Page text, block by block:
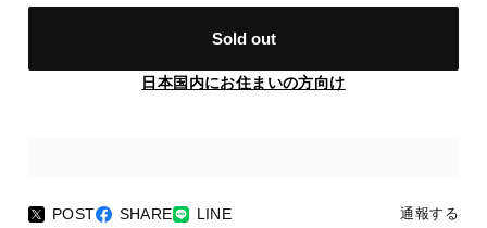
Sold out
日本国内にお住まいの方向け
POST SHARE LINE 通報する